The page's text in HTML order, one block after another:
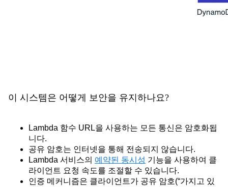
이 시스템은 어떻게 보안을 유지하나요?
Lambda 함수 URL을 사용하는 모든 통신은 암호화됩
니다.
공유 암호는 인터넷을 통해 전송되지 않습니다.
Lambda 서비스의 예약된 동시성 기능을 사용하여 클
라이언트 요청 속도를 조절할 수 있습니다.
인증 메커니즘은 클라이언트가 공유 암호(“가지고 있